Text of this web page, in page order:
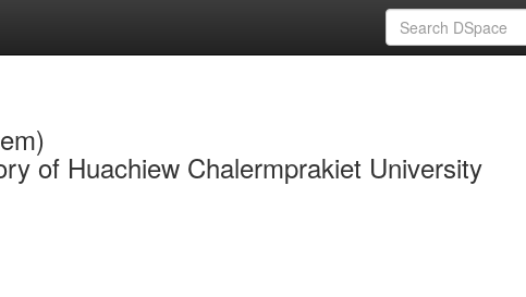
of Huachiew Chalermprakiet University